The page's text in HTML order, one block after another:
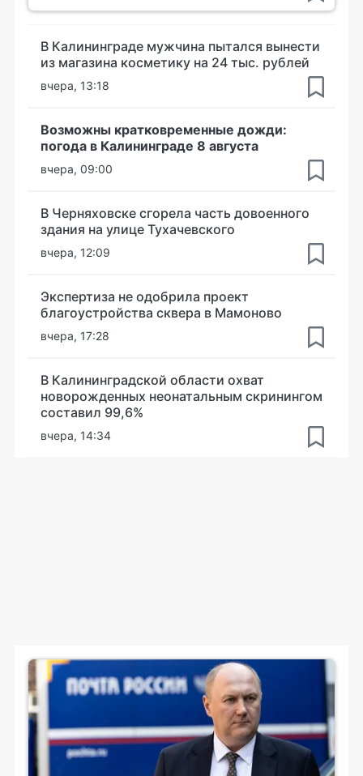
В Калининграде мужчина пытался вынести
из магазина косметику на 24 тыс. рублей
вчера, 13:18
Возможны кратковременные дожди:
погода в Калининграде 8 августа
вчера, 09:00
В Черняховске сгорела часть довоенного
здания на улице Тухачевского
вчера, 12:09
Экспертиза не одобрила проект
благоустройства сквера в Мамоново
вчера, 17:28
В Калининградской области охват
новорожденных неонатальным скринингом
составил 99,6%
вчера, 14:34